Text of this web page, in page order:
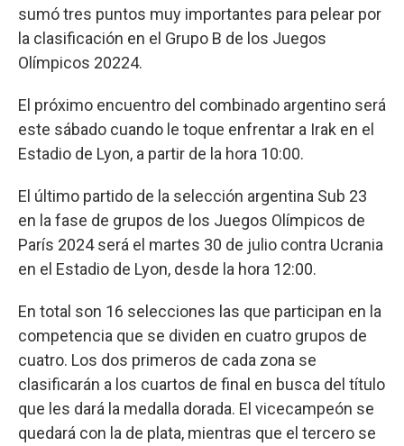
sumó tres puntos muy importantes para pelear por
la clasificación en el Grupo B de los Juegos
Olímpicos 20224.
El próximo encuentro del combinado argentino será
este sábado cuando le toque enfrentar a Irak en el
Estadio de Lyon, a partir de la hora 10:00.
El último partido de la selección argentina Sub 23
en la fase de grupos de los Juegos Olímpicos de
París 2024 será el martes 30 de julio contra Ucrania
en el Estadio de Lyon, desde la hora 12:00.
En total son 16 selecciones las que participan en la
competencia que se dividen en cuatro grupos de
cuatro. Los dos primeros de cada zona se
clasificarán a los cuartos de final en busca del título
que les dará la medalla dorada. El vicecampeón se
quedará con la de plata, mientras que el tercero se